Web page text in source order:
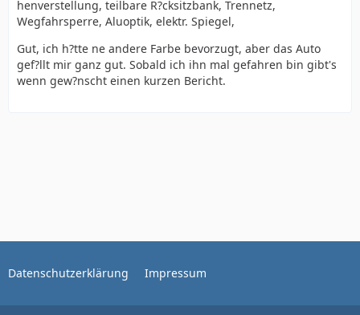
henverstellung, teilbare R?cksitzbank, Trennetz,
Wegfahrsperre, Aluoptik, elektr. Spiegel,
Gut, ich h?tte ne andere Farbe bevorzugt, aber das Auto
gef?llt mir ganz gut. Sobald ich ihn mal gefahren bin gibt's
wenn gew?nscht einen kurzen Bericht.
Datenschutzerklärung Impressum